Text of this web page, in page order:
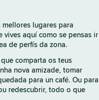
lugares para
vives aquí como se pensas ir
de perfís da zona.
comparta os teus
nova amizade, tomar
para un café. Ou para
redescubrir, todo o que